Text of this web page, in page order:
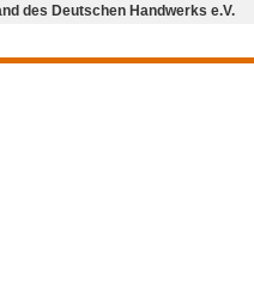
des Deutschen Handwerks e.V.